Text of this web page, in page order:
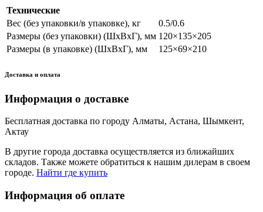
Технические
Вес (без упаковки/в упаковке), кг
0.5/0.6
Размеры (без упаковки) (ШхВхГ), мм 120×135×205
Размеры (в упаковке) (ШхВхГ), мм
125×69×210
Доставка и оплата
Информация о доставке
Бесплатная доставка по городу Алматы, Астана, Шымкент,
Актау
В другие города доставка осуществляется из ближайших
складов. Также можете обратиться к нашим дилерам в своем
городе. Найти где купить
Информация об оплате